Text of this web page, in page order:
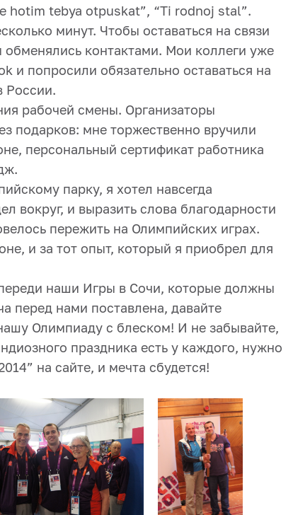
hotim tebya otpuskat”, “Ti rodnoj stal”.
минут. Чтобы оставаться на связи
контактами. Мои коллеги уже
и попросили обязательно оставаться на
России.
рабочей смены. Организаторы
подарков: мне торжественно вручили
персональный сертификат работника
парку, я хотел навсегда
вокруг, и выразить слова благодарности
пережить на Олимпийских играх.
и за тот опыт, который я приобрел для
наши Игры в Сочи, которые должны
перед нами поставлена, давайте
Олимпиаду с блеском! И не забывайте,
праздника есть у каждого, нужно
на сайте, и мечта сбудется!